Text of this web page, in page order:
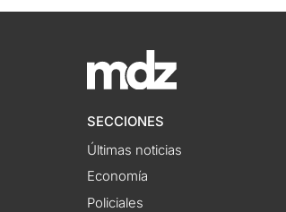
SECCIONES
Últimas noticias
Economía
Policiales